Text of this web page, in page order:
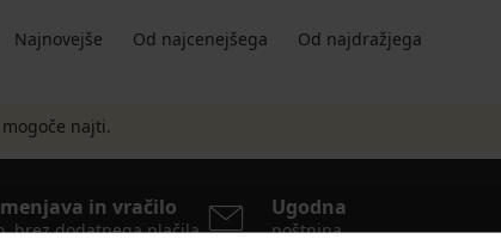
Najnovejše Od najcenejšega Od najdražjega
najti.
in vračilo
brez dodatnega plačila
Ugodna
poštnina